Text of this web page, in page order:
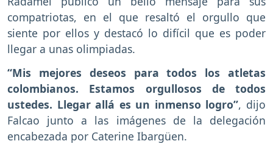
compatriotas, en el que resaltó el orgullo que
siente por ellos y destacó lo difícil que es poder
llegar a unas olimpiadas.
“Mis mejores deseos para todos los atletas
colombianos. Estamos orgullosos de todos
ustedes. Llegar allá es un inmenso logro”, dijo
Falcao junto a las imágenes de la delegación
encabezada por Caterine Ibargüen.